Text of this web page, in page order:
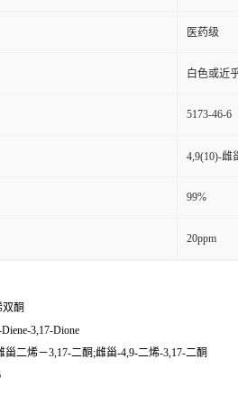
医药级
白色或近
5173-46-6
4,9(10)-雌
99%
20ppm
酮
3,17-Dione
甾二烯－3,17-二酮;雌甾-4,9-二烯-3,17-二酮